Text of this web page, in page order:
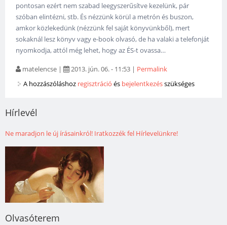
pontosan ezért nem szabad leegyszerűsítve kezelünk, pár
szóban elintézni, stb. És nézzünk körül a metrón és buszon,
amkor közlekedünk (nézzünk fel saját könyvünkből), mert
sokaknál lesz könyv vagy e-book olvasó, de ha valaki a telefonját
nyomkodja, attól még lehet, hogy az ÉS-t ovassa…
matelencse | 2013. jún. 06. - 11:53 | Permalink
A hozzászóláshoz regisztráció és bejelentkezésszükséges
Hírlevél
Ne maradjon le új írásainkról! Iratkozzék fel Hírlevelünkre!
Olvasóterem